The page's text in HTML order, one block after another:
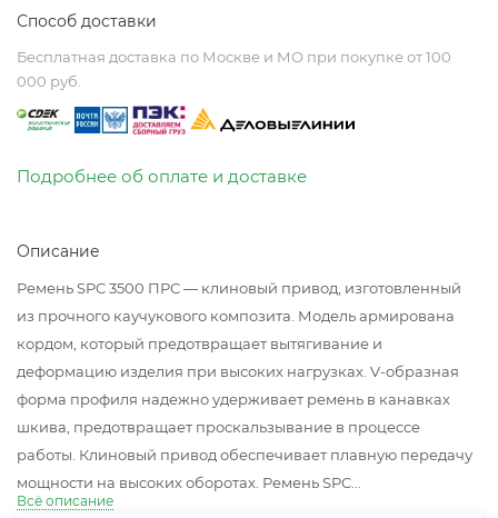
Способ доставки
Бесплатная доставка по Москве и МО при покупке от 100
000 руб.
Подробнее об оплате и доставке
Описание
Ремень SPC 3500 ПРС — клиновый привод, изготовленный
из прочного каучукового композита. Модель армирована
кордом, который предотвращает вытягивание и
деформацию изделия при высоких нагрузках. V-образная
форма профиля надежно удерживает ремень в канавках
шкива, предотвращает проскальзывание в процессе
работы. Клиновый привод обеспечивает плавную передачу
мощности на высоких оборотах. Ремень SPC...
Всё описание